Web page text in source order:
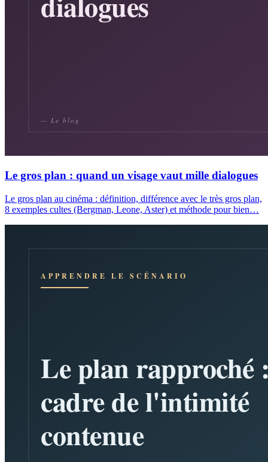
Le gros plan : quand un visage vaut mille dialogues
Le gros plan au cinéma : définition, différence avec le très gros plan,
8 exemples cultes (Bergman, Leone, Aster) et méthode pour bien…